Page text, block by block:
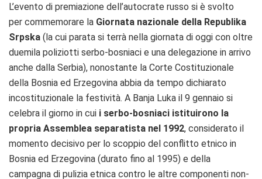
L’evento di premiazione dell’autocrate russo si è svolto
per commemorare la Giornata nazionale della Republika
Srpska (la cui parata si terrà nella giornata di oggi con oltre
duemila poliziotti serbo-bosniaci e una delegazione in arrivo
anche dalla Serbia), nonostante la Corte Costituzionale
della Bosnia ed Erzegovina abbia da tempo dichiarato
incostituzionale la festività. A Banja Luka il 9 gennaio si
celebra il giorno in cui i serbo-bosniaci istituirono la
propria Assemblea separatista nel 1992, considerato il
momento decisivo per lo scoppio del conflitto etnico in
Bosnia ed Erzegovina (durato fino al 1995) e della
campagna di pulizia etnica contro le altre componenti non-